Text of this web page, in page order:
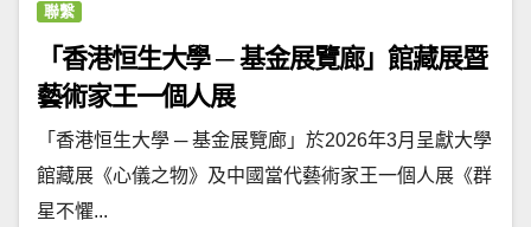
聯繫
「香港恒生大學 ─ 基金展覽廊」館藏展暨
藝術家王一個人展
「香港恒生大學 ─ 基金展覽廊」於2026年3月呈獻大學
館藏展《心儀之物》及中國當代藝術家王一個人展《群
星不懼...